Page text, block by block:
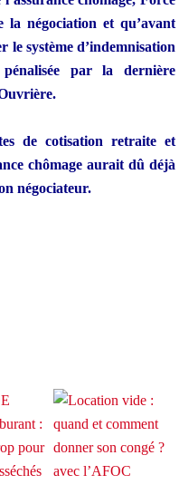
la négociation et qu’avant
le système d’indemnisation
par la dernière
de cotisation retraite et
chômage aurait dû déjà
négociateur.